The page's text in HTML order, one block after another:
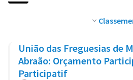
União das Freguesias de
Abraão: Orçamento
Participatif